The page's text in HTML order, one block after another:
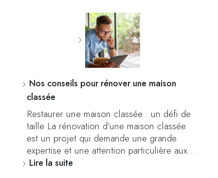
Nos conseils pour rénover une maison
classée
Restaurer une maison classée : un défi de
taille La rénovation d’une maison classée
est un projet qui demande une grande
expertise et une attention particulière aux…
Lire la suite